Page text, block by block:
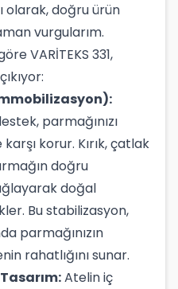
olarak, doğru ürün
vurgularım.
VARİTEKS 331,
parmağınızı
korur. Kırık, çatlak
doğru
doğal
Bu stabilizasyon,
parmağınızın
rahatlığını sunar.
Atelin iç